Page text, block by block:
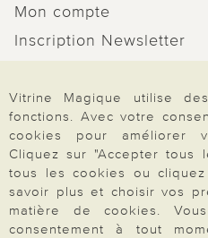
Mon compte
Inscription Newsletter
Données personnelles
Droit de rétractation
Rétractation
Vitrine Magique utilise
fonctions. Avec votre
cookies pour améliorer
Cliquez sur "Accepter tous
tous les cookies ou
savoir plus et choisir vos
matière de cookies.
consentement à tout